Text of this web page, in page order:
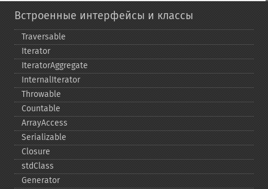
Встроенные интерфейсы и классы
Traversable
Iterator
IteratorAggregate
InternalIterator
Throwable
Countable
ArrayAccess
Serializable
Closure
stdClass
Generator